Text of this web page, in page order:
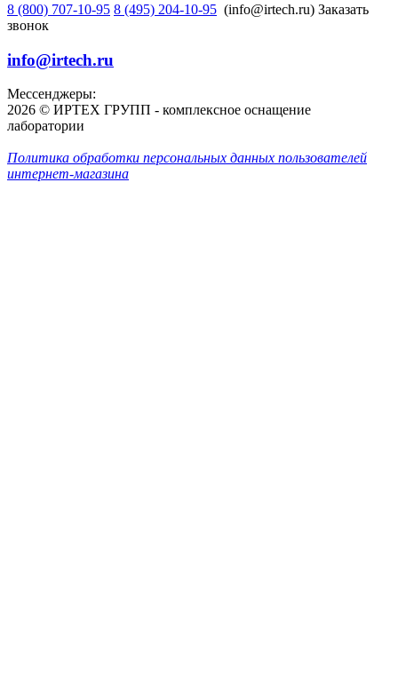
8 (800) 707-10-95 8 (495) 204-10-95 (info@irtech.ru) Заказать
звонок
info@irtech.ru
Мессенджеры:
2026 © ИРТЕХ ГРУПП - комплексное оснащение
лаборатории
Политика обработки персональных данных пользователей
интернет-магазина